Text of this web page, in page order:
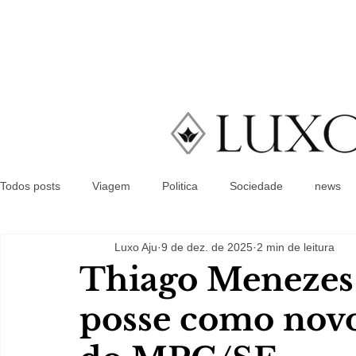
Todos posts Viagem Politica Sociedade news
Thiago
posse como
Luxo Aju 9 de dez. de 2025 2 min de leitura